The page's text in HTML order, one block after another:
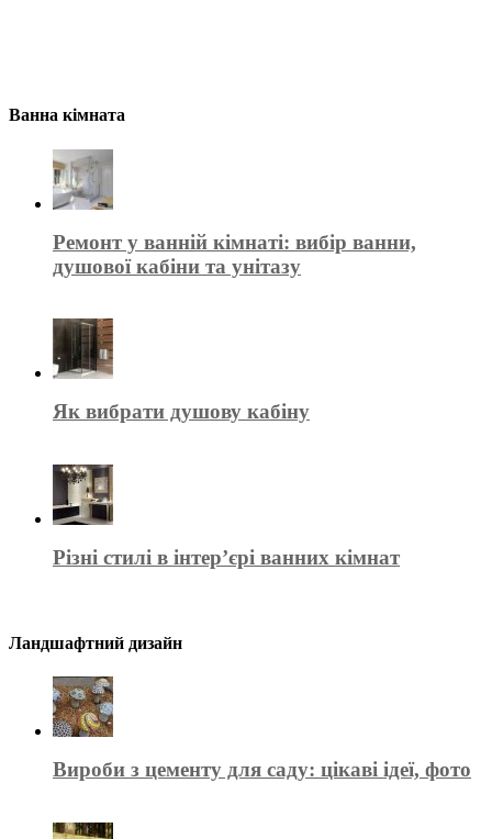
Ванна кімната
Ремонт у ванній кімнаті: вибір ванни,
душової кабіни та унітазу
Як вибрати душову кабіну
Різні стилі в інтер’єрі ванних кімнат
Ландшафтний дизайн
Вироби з цементу для саду: цікаві ідеї, фото